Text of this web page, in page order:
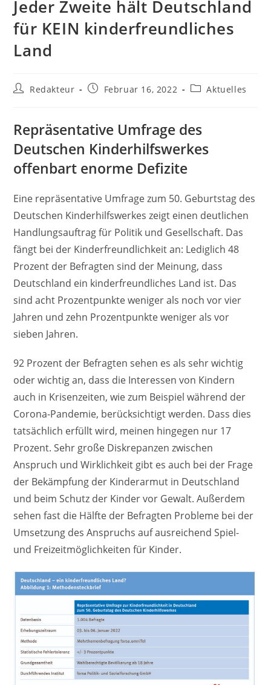
Jeder Zweite hält Deutschland
für KEIN kinderfreundliches
Land
Beitrags-
Redakteur
BeitragFebruar 16, 2022
Beitrags-
Aktuelles
Repräsentative Umfrage des
Deutschen Kinderhilfswerkes
offenbart enorme Defizite
Eine repräsentative Umfrage zum 50. Geburtstag des
Deutschen Kinderhilfswerkes zeigt einen deutlichen
Handlungsauftrag für Politik und Gesellschaft. Das
fängt bei der Kinderfreundlichkeit an: Lediglich 48
Prozent der Befragten sind der Meinung, dass
Deutschland ein kinderfreundliches Land ist. Das
sind acht Prozentpunkte weniger als noch vor vier
Jahren und zehn Prozentpunkte weniger als vor
sieben Jahren.
92 Prozent der Befragten sehen es als sehr wichtig
oder wichtig an, dass die Interessen von Kindern
auch in Krisenzeiten, wie zum Beispiel während der
Corona-Pandemie, berücksichtigt werden. Dass dies
tatsächlich erfüllt wird, meinen hingegen nur 17
Prozent. Sehr große Diskrepanzen zwischen
Anspruch und Wirklichkeit gibt es auch bei der Frage
der Bekämpfung der Kinderarmut in Deutschland
und beim Schutz der Kinder vor Gewalt. Außerdem
sehen fast die Hälfte der Befragten Probleme bei der
Umsetzung des Anspruchs auf ausreichend Spiel-
und Freizeitmöglichkeiten für Kinder.